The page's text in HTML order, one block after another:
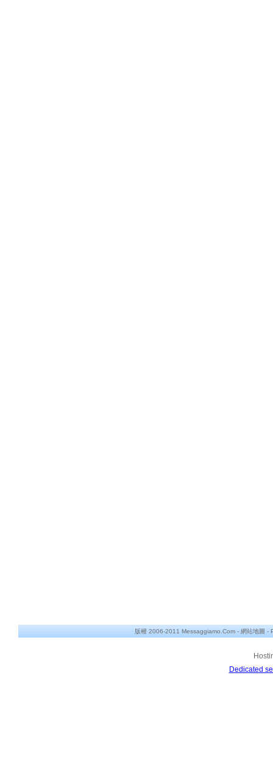
版權 2006-2011 Messaggiamo.Com - 網站地圖 -
Dedicated